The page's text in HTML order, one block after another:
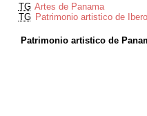
TG Artes de Panama
TG Patrimonio artistico de
Patrimonio artistico de